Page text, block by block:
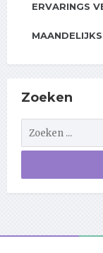
ERVARINGS
Zoeken